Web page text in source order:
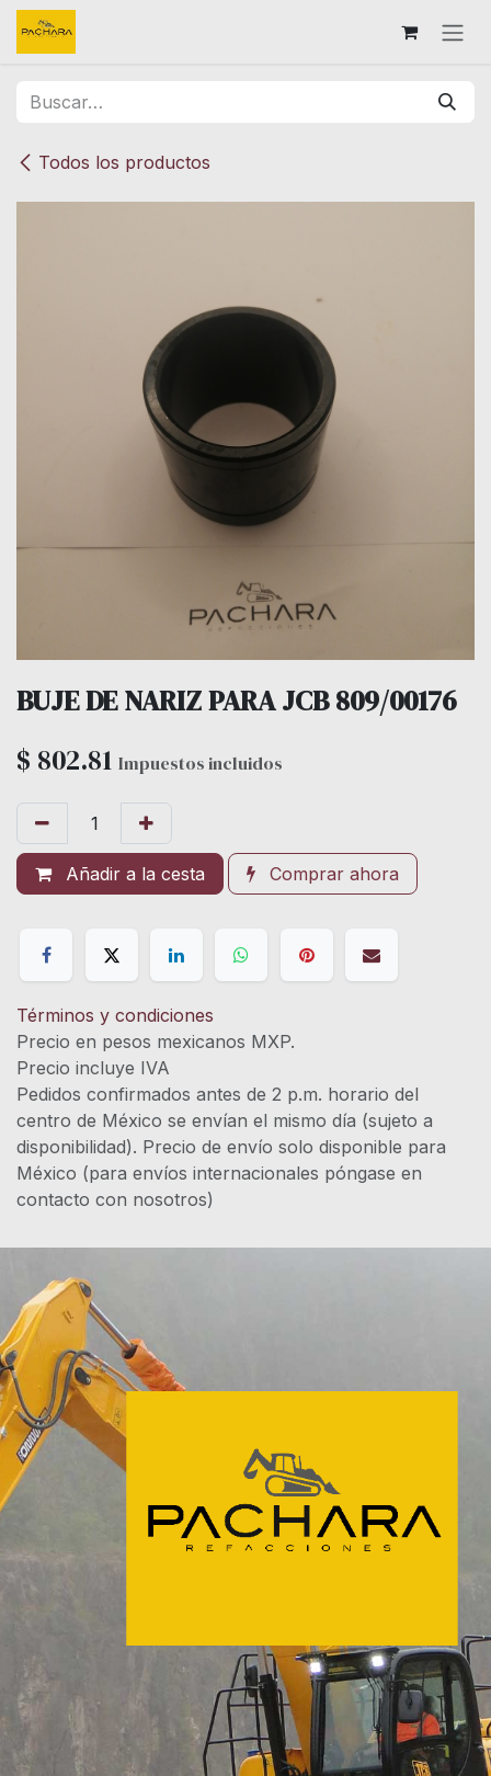
Ir al contenido
Todos los productos
BUJE DE NARIZ PARA JCB 809/00176
$ 802.81 Impuestos incluidos
Añadir a la cesta Comprar ahora
Términos y condiciones
Precio en pesos mexicanos MXP.
Precio incluye IVA
Pedidos confirmados antes de 2 p.m. horario del
centro de México se envían el mismo día (sujeto a
disponibilidad). Precio de envío solo disponible para
México (para envíos internacionales póngase en
contacto con nosotros)